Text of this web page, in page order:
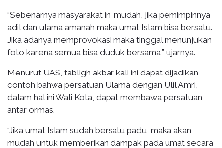
“Sebenarnya masyarakat ini mudah, jika pemimpinnya
adil dan ulama amanah maka umat Islam bisa bersatu.
Jika adanya memprovokasi maka tinggal menunjukan
foto karena semua bisa duduk bersama,” ujarnya.
Menurut UAS, tabligh akbar kali ini dapat dijadikan
contoh bahwa persatuan Ulama dengan Ulil Amri,
dalam hal ini Wali Kota, dapat membawa persatuan
antar ormas.
“Jika umat Islam sudah bersatu padu, maka akan
mudah untuk memberikan dampak pada umat secara